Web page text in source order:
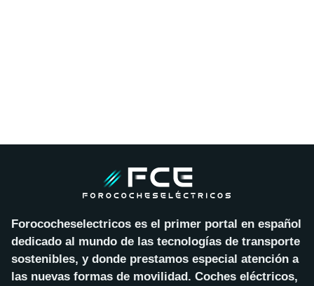
Forococheselectricos es el primer portal en español
dedicado al mundo de las tecnologías de transporte
sostenibles, y donde prestamos especial atención a
las nuevas formas de movilidad. Coches eléctricos,